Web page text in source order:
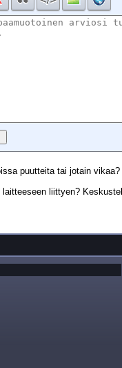
puutteita tai jotain vikaa?
liittyen?